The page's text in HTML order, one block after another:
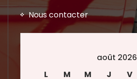
Nous contacter
août 2026
L
M M J V